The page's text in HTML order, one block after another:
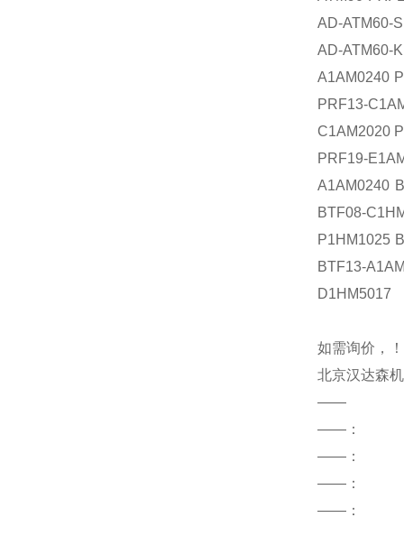
AD-ATM60-
AD-ATM60-
A1AM0240
PRF13-
C1AM2020
PRF19-
A1AM0240
BTF08-
P1HM1025
BTF13-
D1HM5017
如需询价，！
北京汉达森
——
——：
——：
——：
——：